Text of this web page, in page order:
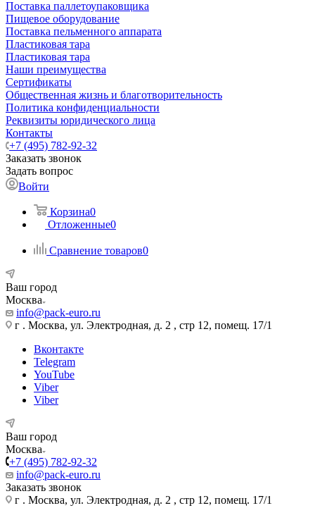
Поставка паллетоупаковщика
Пищевое оборудование
Поставка пельменного аппарата
Пластиковая тара
Пластиковая тара
Наши преимущества
Сертификаты
Общественная жизнь и благотворительность
Политика конфиденциальности
Реквизиты юридического лица
Контакты
+7 (495) 782-92-32
Заказать звонок
Задать вопрос
Войти
Корзина0
Отложенные0
Сравнение товаров0
Ваш город
Москва
info@pack-euro.ru
г . Москва, ул. Электродная, д. 2 , стр 12, помещ. 17/1
Вконтакте
Telegram
YouTube
Viber
Viber
Ваш город
Москва
+7 (495) 782-92-32
info@pack-euro.ru
Заказать звонок
г . Москва, ул. Электродная, д. 2 , стр 12, помещ. 17/1